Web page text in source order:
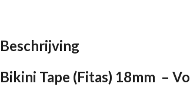
Beschrijving
Bikini Tape (Fitas) 18mm –